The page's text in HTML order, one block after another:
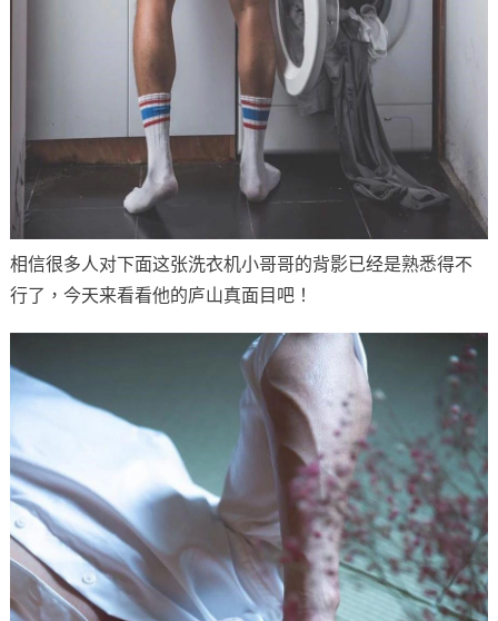
相信很多人对下面这张洗衣机小哥哥的背影已经是熟悉得不
行了，今天来看看他的庐山真面目吧！